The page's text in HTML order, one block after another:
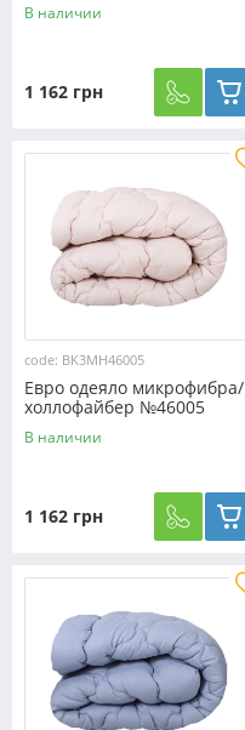
В наличии
1 162 грн
code: BK3MH46005
Евро одеяло микрофибра/
холлофайбер №46005
В наличии
1 162 грн